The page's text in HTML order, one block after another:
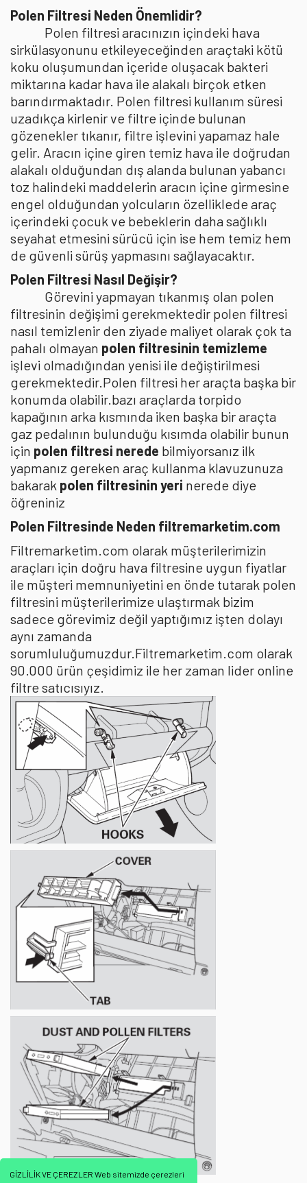
GİZLİLİK VE ÇEREZLER Web sitemizde çerezleri
Polen Filtresi Neden Önemlidir?
Polen filtresi aracınızın içindeki hava
sirkülasyonunu etkileyeceğinden araçtaki kötü
koku oluşumundan içeride oluşacak bakteri
miktarına kadar hava ile alakalı birçok etken
barındırmaktadır. Polen filtresi kullanım süresi
uzadıkça kirlenir ve filtre içinde bulunan
gözenekler tıkanır, filtre işlevini yapamaz hale
gelir. Aracın içine giren temiz hava ile doğrudan
alakalı olduğundan dış alanda bulunan yabancı
toz halindeki maddelerin aracın içine girmesine
engel olduğundan yolcuların özelliklede araç
içerindeki çocuk ve bebeklerin daha sağlıklı
seyahat etmesini sürücü için ise hem temiz hem
de güvenli sürüş yapmasını sağlayacaktır.
Polen Filtresi Nasıl Değişir?
Görevini yapmayan tıkanmış olan polen
filtresinin değişimi gerekmektedir polen filtresi
nasıl temizlenir den ziyade maliyet olarak çok ta
pahalı olmayan polen filtresinin temizleme
işlevi olmadığından yenisi ile değiştirilmesi
gerekmektedir.Polen filtresi her araçta başka bir
konumda olabilir.bazı araçlarda torpido
kapağının arka kısmında iken başka bir araçta
gaz pedalının bulunduğu kısımda olabilir bunun
için polen filtresi nerede bilmiyorsanız ilk
yapmanız gereken araç kullanma klavuzunuza
bakarak polen filtresinin yeri nerede diye
öğreniniz
Polen Filtresinde Neden filtremarketim.com
Filtremarketim.com olarak müşterilerimizin
araçları için doğru hava filtresine uygun fiyatlar
ile müşteri memnuniyetini en önde tutarak polen
filtresini müşterilerimize ulaştırmak bizim
sadece görevimiz değil yaptığımız işten dolayı
aynı zamanda
sorumluluğumuzdur.Filtremarketim.com olarak
90.000 ürün çeşidimiz ile her zaman lider online
filtre satıcısıyız.